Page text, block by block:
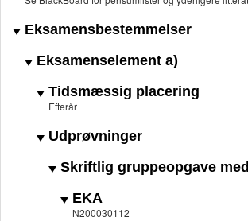
Eksamensbestemmelser
Eksamenselement a)
Tidsmæssig placering
Efterår
Udprøvninger
Skriftlig gruppeopgave
EKA
N200030112